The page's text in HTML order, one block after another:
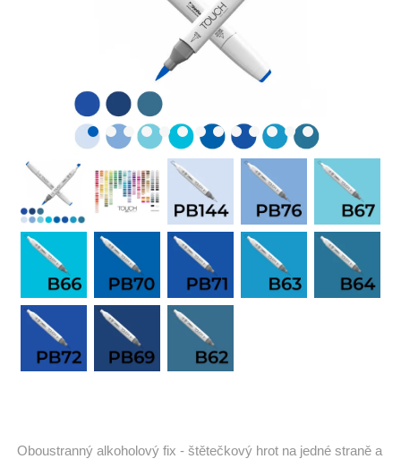
Oboustranný alkoholový fix - štětečkový hrot na jedné straně a